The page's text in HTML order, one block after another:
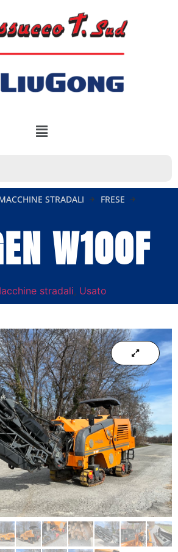
STRADALI
FRESE
W100F
stradali, Usato